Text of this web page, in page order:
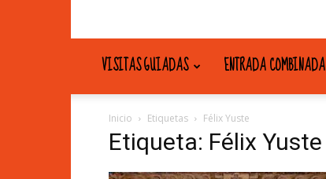
VISITAS GUIADAS ENTRADA COMBINADA
Inicio Etiquetas Félix Yuste
Etiqueta: Félix Yuste